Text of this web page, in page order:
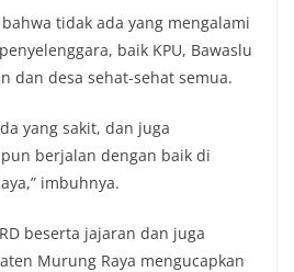
tidak ada yang mengalami
baik KPU, Bawaslu
dan desa sehat-sehat semua.
yang sakit, dan juga
berjalan dengan baik di
imbuhnya.
beserta jajaran dan juga
Murung Raya mengucapkan